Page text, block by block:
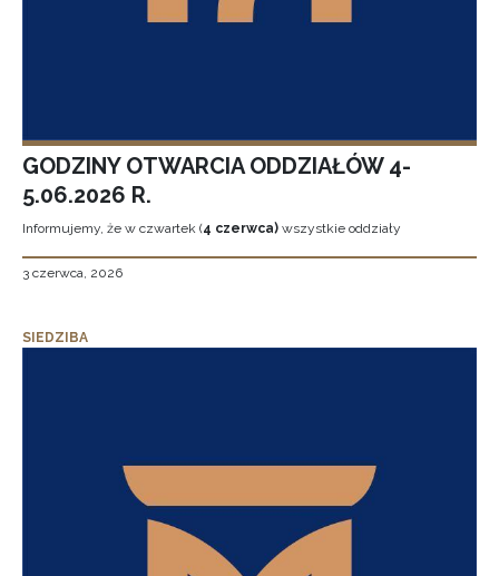
GODZINY OTWARCIA ODDZIAŁÓW 4-
5.06.2026 R.
Informujemy, że w czwartek (4 czerwca) wszystkie oddziały
3 czerwca, 2026
SIEDZIBA